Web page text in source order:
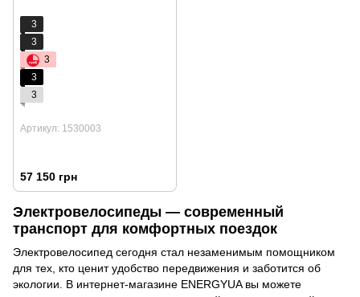
3
3
3
3
3
Артикул: 1530003
57 150 грн
Электровелосипеды — современный
транспорт для комфортных поездок
Электровелосипед сегодня стал незаменимым помощником
для тех, кто ценит удобство передвижения и заботится об
экологии. В интернет-магазине ENERGYUA вы можете